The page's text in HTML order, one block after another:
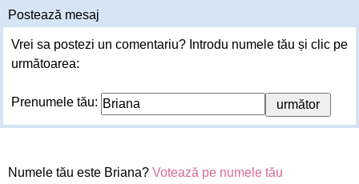
Postează mesaj
Vrei sa postezi un comentariu? Introdu numele tău și clic pe
următoarea:
Prenumele tău:
Numele tău este Briana? Votează pe numele tău